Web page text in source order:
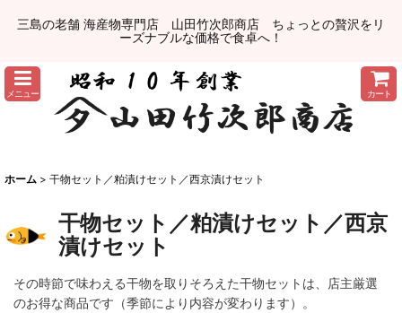
三島の老舗 海産物専門店 山田竹次郎商店 ちょっとの贅沢をリ
ーズナブルな価格で食卓へ！
メニュー カート
ホーム > 干物セット／粕漬けセット／西京漬けセット
干物セット／粕漬けセット／西京
漬けセット
その時節で味わえる干物を取りそろえた干物セットは、店主厳選
のお得な商品です（季節により内容が変わります）。